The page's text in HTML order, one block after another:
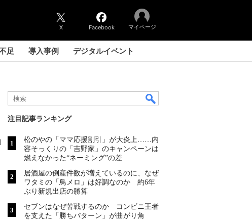
X Facebook マイページ
足 導入事例 デジタルイベント
注目記事ランキング
松のやの「ママ応援割引」が大炎上……内
容そっくりの「吉野家」のキャンペーンは
燃えなかった“ネーミング”の差
居酒屋の倒産件数が増えているのに、なぜ
ワタミの「鳥メロ」は好調なのか 約6年
ぶり新規出店の勝算
セブンはなぜ苦戦するのか コンビニ王者
を支えた「勝ちパターン」が曲がり角